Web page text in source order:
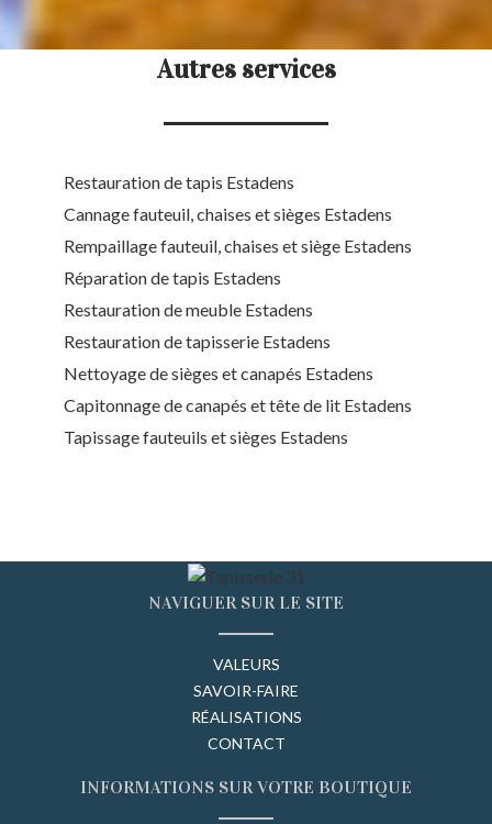
Autres services
Restauration de tapis Estadens
Cannage fauteuil, chaises et sièges Estadens
Rempaillage fauteuil, chaises et siège Estadens
Réparation de tapis Estadens
Restauration de meuble Estadens
Restauration de tapisserie Estadens
Nettoyage de sièges et canapés Estadens
Capitonnage de canapés et tête de lit Estadens
Tapissage fauteuils et sièges Estadens
NAVIGUER SUR LE SITE
VALEURS
SAVOIR-FAIRE
RÉALISATIONS
CONTACT
INFORMATIONS SUR VOTRE BOUTIQUE